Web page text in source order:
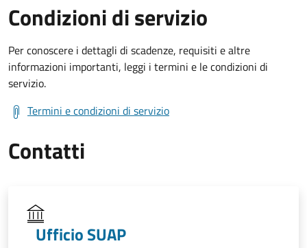
Condizioni di servizio
Per conoscere i dettagli di scadenze, requisiti e altre
informazioni importanti, leggi i termini e le condizioni di
servizio.
Termini e condizioni di servizio
Contatti
Ufficio SUAP